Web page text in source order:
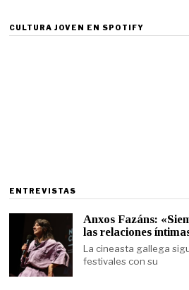
CULTURA JOVEN EN SPOTIFY
ENTREVISTAS
Anxos Fazáns:
las relaciones
La cineasta gallega
festivales con su